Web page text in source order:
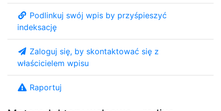
Podlinkuj swój wpis by przyśpieszyć
indeksację
Zaloguj się, by skontaktować się z
właścicielem wpisu
Raportuj